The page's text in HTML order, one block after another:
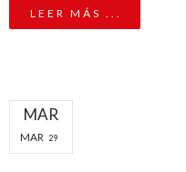
LEER MÁS ...
MAR
MAR 29